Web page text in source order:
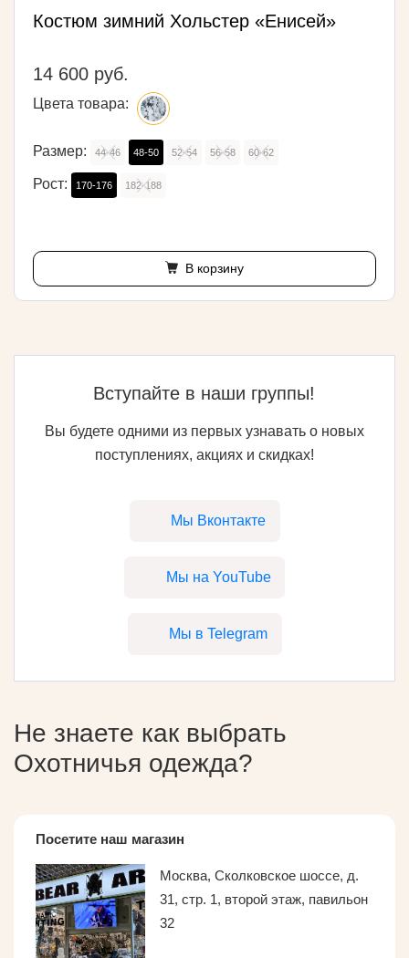
Костюм зимний Хольстер «Енисей»
14 600 руб.
Цвета товара:
Размер: 44-46 48-50 52-54 56-58 60-62
Рост: 170-176 182-188
В корзину
Вступайте в наши группы!
Вы будете одними из первых узнавать о новых
поступлениях, акциях и скидках!
Мы Вконтакте
Мы на YouTube
Мы в Telegram
Не знаете как выбрать
Охотничья одежда?
Посетите наш магазин
Москва, Сколковское шоссе, д.
31, стр. 1, второй этаж, павильон
32